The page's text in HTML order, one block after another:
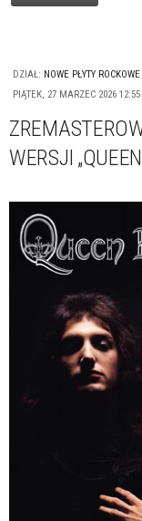
DZIAŁ: NOWE PŁYTY ROCKOWE
PIĄTEK, 27 MARZEC 2026 12:55
WERSJI